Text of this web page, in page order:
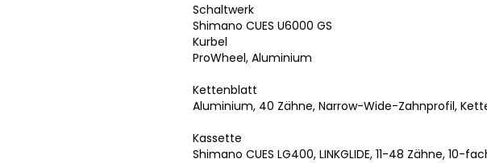
Schaltwerk
Shimano CUES U6000 GS
Kurbel
ProWheel, Aluminium
Kettenblatt
Aluminium, 40 Zähne, Narrow-Wide-Zahnprofil,
Kassette
Shimano CUES LG400, LINKGLIDE, 11-48 Zähne, 10-